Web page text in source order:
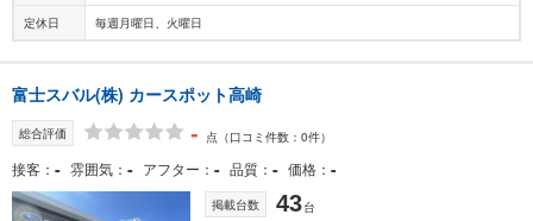
定休日 毎週月曜日、火曜日
富士スバル(株) カースポット高崎
総合評価 - 点 （口コミ件数：0件）
接客 - 雰囲気 - アフター - 品質 - 価格 -
掲載台数 43台